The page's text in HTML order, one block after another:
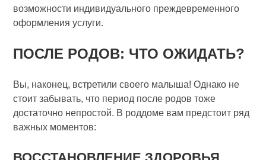
возможности индивидуального преждевременного
оформления услуги.
ПОСЛЕ РОДОВ: ЧТО ОЖИДАТЬ?
Вы, наконец, встретили своего малыша! Однако не
стоит забывать, что период после родов тоже
достаточно непростой. В роддоме вам предстоит ряд
важных моментов: